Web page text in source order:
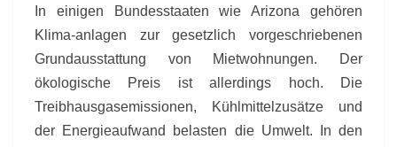
In einigen Bundesstaaten wie Arizona gehören
Klima-anlagen zur gesetzlich vorgeschriebenen
Grundausstattung von Mietwohnungen. Der
ökologische Preis ist allerdings hoch. Die
Treibhausgasemissionen, Kühlmittelzusätze und
der Energieaufwand belasten die Umwelt. In den